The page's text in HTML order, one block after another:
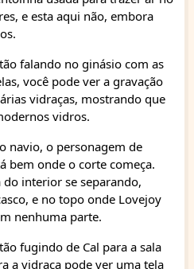
e esta aqui não, embora
falando no ginásio com as
você pode ver a gravação
vidraças, mostrando que
vidros.
navio, o personagem de
bem onde o corte começa.
interior se separando,
e no topo onde Lovejoy
nenhuma parte.
fugindo de Cal para a sala
a vidraça pode ver uma tela